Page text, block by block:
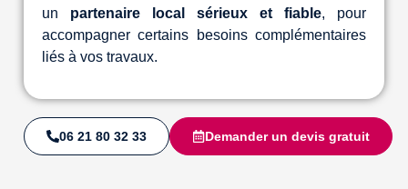
un partenaire local sérieux et fiable, pour
accompagner certains besoins complémentaires
liés à vos travaux.
06 21 80 32 33 Demander un devis gratuit